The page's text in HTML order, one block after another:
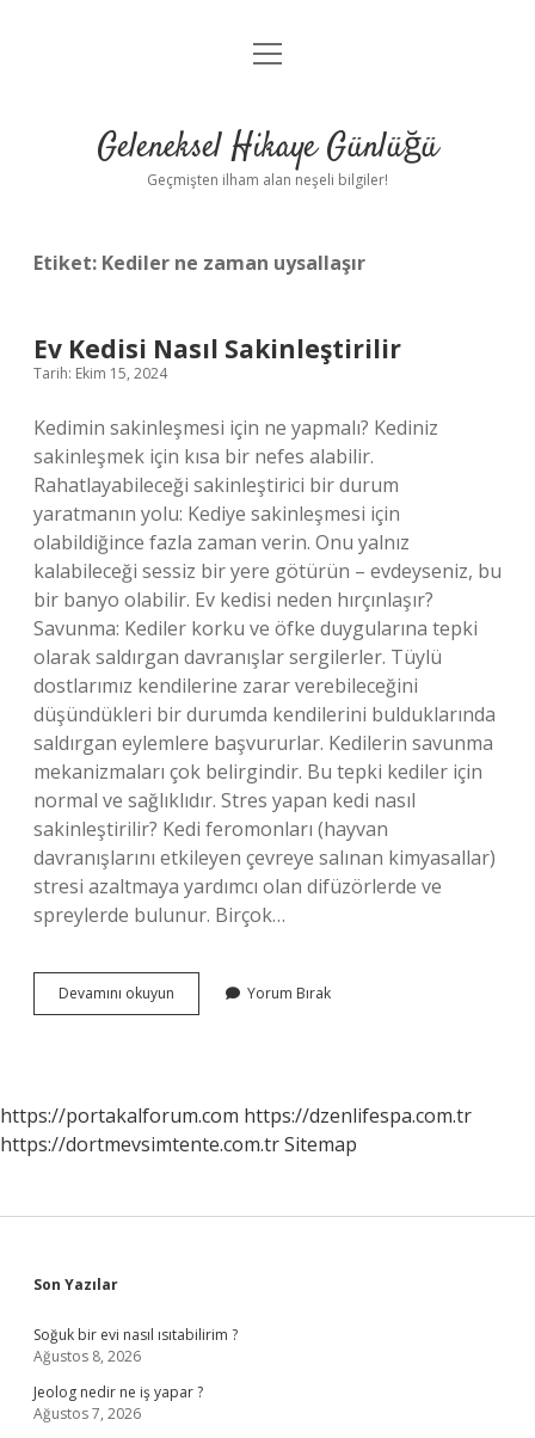
Anasayfa
Yasal Uyarı
menüyü
Geleneksel Hikaye Günlüğü
Geçmişten ilham alan neşeli bilgiler!
Etiket: Kediler ne zaman uysallaşır
Ev Kedisi Nasıl Sakinleştirilir
Tarih: Ekim 15, 2024
Kedimin sakinleşmesi için ne yapmalı? Kediniz
sakinleşmek için kısa bir nefes alabilir.
Rahatlayabileceği sakinleştirici bir durum
yaratmanın yolu: Kediye sakinleşmesi için
olabildiğince fazla zaman verin. Onu yalnız
kalabileceği sessiz bir yere götürün – evdeyseniz, bu
bir banyo olabilir. Ev kedisi neden hırçınlaşır?
Savunma: Kediler korku ve öfke duygularına tepki
olarak saldırgan davranışlar sergilerler. Tüylü
dostlarımız kendilerine zarar verebileceğini
düşündükleri bir durumda kendilerini bulduklarında
saldırgan eylemlere başvururlar. Kedilerin savunma
mekanizmaları çok belirgindir. Bu tepki kediler için
normal ve sağlıklıdır. Stres yapan kedi nasıl
sakinleştirilir? Kedi feromonları (hayvan
davranışlarını etkileyen çevreye salınan kimyasallar)
stresi azaltmaya yardımcı olan difüzörlerde ve
spreylerde bulunur. Birçok…
Devamını okuyun
Kedisi
Yorum Bırak
https://portakalforum.com https://dzenlifespa.com.tr
https://dortmevsimtente.com.trSitemap
Sidebar
Son Yazılar
Soğuk bir evi nasıl ısıtabilirim ?
Ağustos 8, 2026
Jeolog nedir ne iş yapar ?
Ağustos 7, 2026